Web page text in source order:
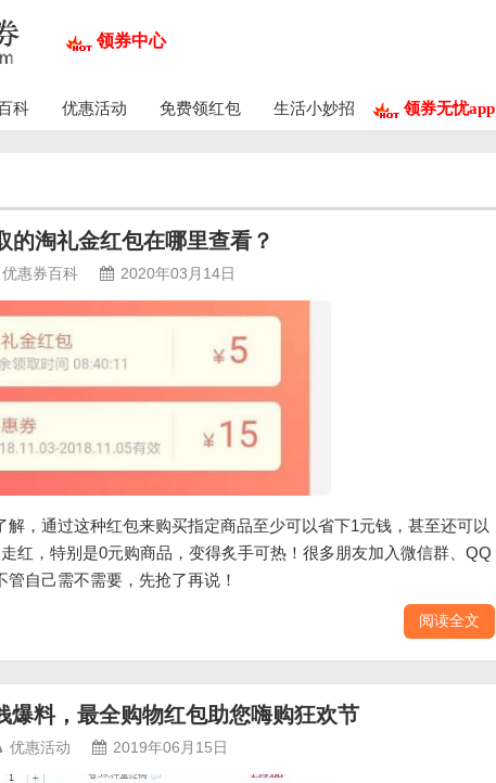
领券中心
科 优惠活动 免费领红包 生活小妙招 领券无忧app
的淘礼金红包在哪里查看？
优惠券百科 2020年03月14日
，通过这种红包来购买指定商品至少可以省下1元钱，甚至还可以
红，特别是0元购商品，变得炙手可热！很多朋友加入微信群、QQ
自己需不需要，先抢了再说！
阅读全文
爆料，最全购物红包助您嗨购狂欢节
优惠活动 2019年06月15日